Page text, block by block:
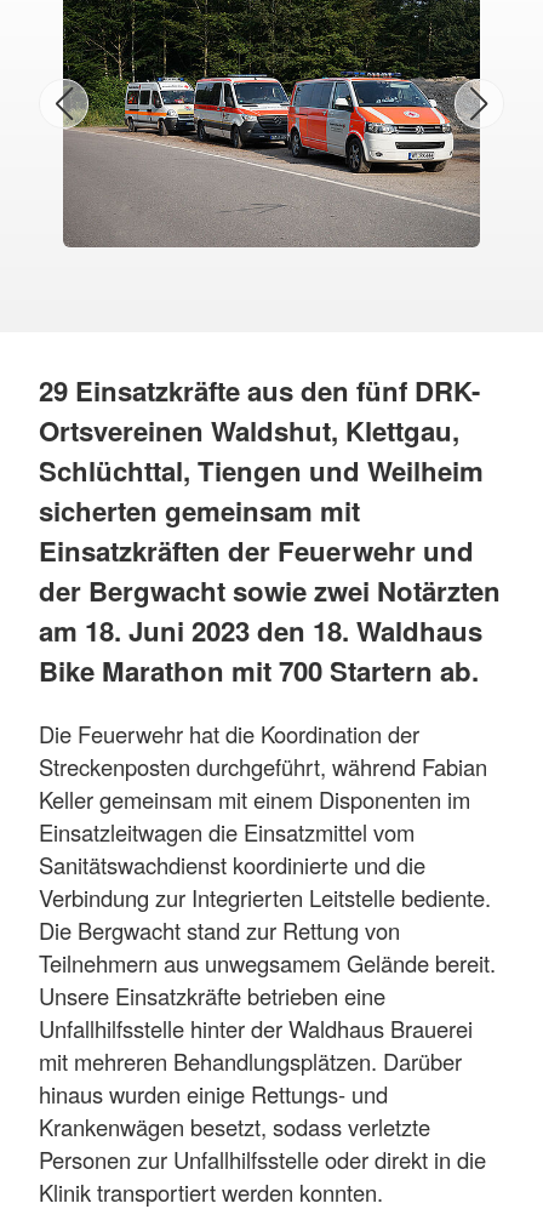
29 Einsatzkräfte aus den fünf DRK-
Ortsvereinen Waldshut, Klettgau,
Schlüchttal, Tiengen und Weilheim
sicherten gemeinsam mit
Einsatzkräften der Feuerwehr und
der Bergwacht sowie zwei Notärzten
am 18. Juni 2023 den 18. Waldhaus
Bike Marathon mit 700 Startern ab.
Die Feuerwehr hat die Koordination der
Streckenposten durchgeführt, während Fabian
Keller gemeinsam mit einem Disponenten im
Einsatzleitwagen die Einsatzmittel vom
Sanitätswachdienst koordinierte und die
Verbindung zur Integrierten Leitstelle bediente.
Die Bergwacht stand zur Rettung von
Teilnehmern aus unwegsamem Gelände bereit.
Unsere Einsatzkräfte betrieben eine
Unfallhilfsstelle hinter der Waldhaus Brauerei
mit mehreren Behandlungsplätzen. Darüber
hinaus wurden einige Rettungs- und
Krankenwägen besetzt, sodass verletzte
Personen zur Unfallhilfsstelle oder direkt in die
Klinik transportiert werden konnten.